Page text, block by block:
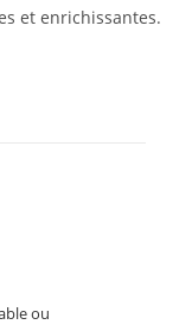
et enrichissantes.
ou